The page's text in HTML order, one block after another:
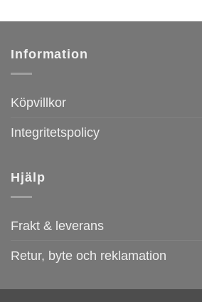
Information
Köpvillkor
Integritetspolicy
Hjälp
Frakt & leverans
Retur, byte och reklamation